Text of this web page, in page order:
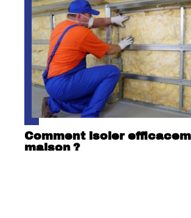
Comment isoler
maison ?